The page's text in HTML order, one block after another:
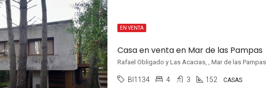
EN VENTA
Casa en venta en Mar de las Pampas
Rafael Obligado y Las Acacias, , Mar de las Pampas
BI1134 4 3 152 CASAS